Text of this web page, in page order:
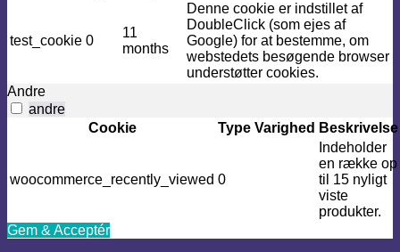
test_cookie 0
11
months
Denne cookie er indstillet af
DoubleClick (som ejes af
Google) for at bestemme, om
webstedets besøgende browser
understøtter cookies.
Andre
andre
Cookie
Type Varighed Beskrivelse
woocommerce_recently_viewed 0
Indeholder
en række op
til 15 nyligt
viste
produkter.
Gem & Acceptér